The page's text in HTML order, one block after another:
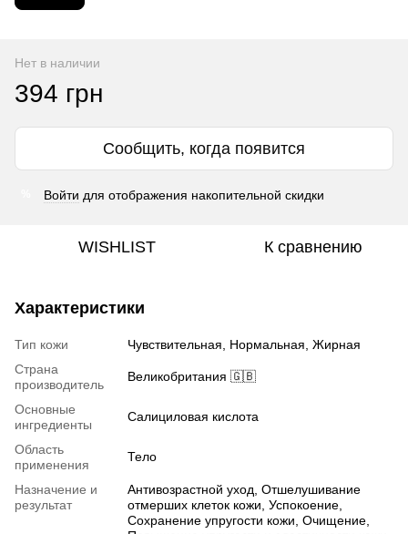
Нет в наличии
394 грн
Сообщить, когда появится
Войти для отображения накопительной скидки
WISHLIST К сравнению
Характеристики
Тип кожи
Чувствительная, Нормальная, Жирная
Страна
производитель
Великобритания 🇬🇧
Основные
ингредиенты
Салициловая кислота
Область
применения
Тело
Назначение и
результат
Антивозрастной уход, Отшелушивание
отмерших клеток кожи, Успокоение,
Сохранение упругости кожи, Очищение,